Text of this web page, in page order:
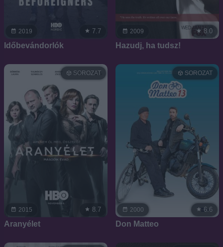
2019 7.7
Időbevándorlók
2009 8.0
Hazudj, ha tudsz!
2015
SOROZAT
8.7
Aranyélet
2000
SOROZAT
6.6
Don Matteo